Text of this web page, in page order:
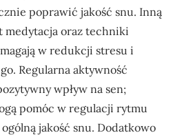
poprawić jakość snu. Inną
medytacja oraz techniki
w redukcji stresu i
Regularna aktywność
wpływ na sen;
pomóc w regulacji rytmu
jakość snu. Dodatkowo